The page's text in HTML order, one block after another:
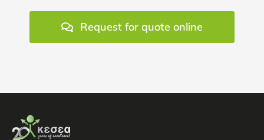
Request for quote online